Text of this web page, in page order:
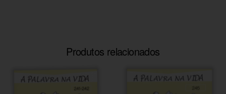
Produtos relacionados